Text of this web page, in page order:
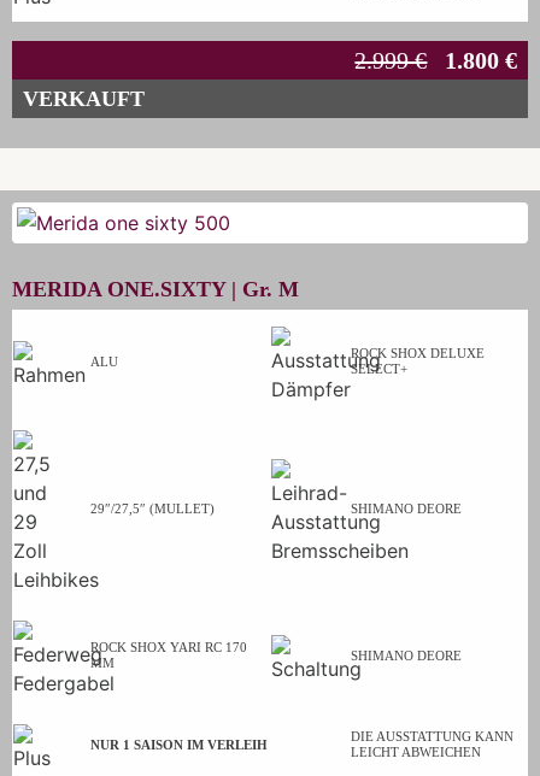
2.999 € 1.800 €
VERKAUFT
MERIDA ONE.SIXTY | Gr. M
ALU
ROCK SHOX DELUXE
SELECT+
29″/27,5″ (MULLET) SHIMANO DEORE
ROCK SHOX YARI RC 170
MM
SHIMANO DEORE
NUR 1 SAISON IM VERLEIH
DIE AUSSTATTUNG KANN
LEICHT ABWEICHEN